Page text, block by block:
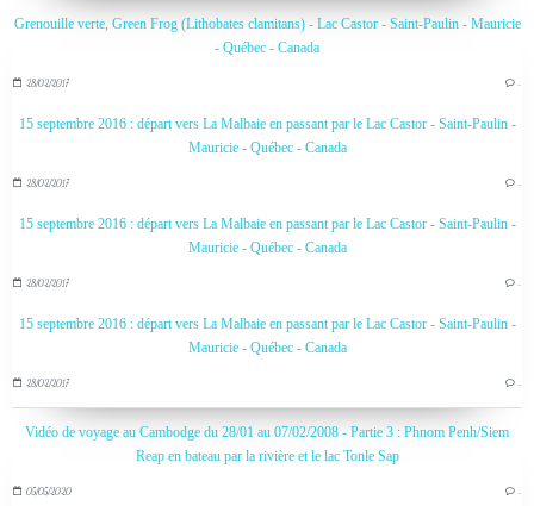
Grenouille verte, Green Frog (Lithobates clamitans) - Lac Castor - Saint-Paulin - Mauricie
- Québec - Canada
28/02/2017 …
15 septembre 2016 : départ vers La Malbaie en passant par le Lac Castor - Saint-Paulin -
Mauricie - Québec - Canada
28/02/2017 …
15 septembre 2016 : départ vers La Malbaie en passant par le Lac Castor - Saint-Paulin -
Mauricie - Québec - Canada
28/02/2017 …
15 septembre 2016 : départ vers La Malbaie en passant par le Lac Castor - Saint-Paulin -
Mauricie - Québec - Canada
28/02/2017 …
Vidéo de voyage au Cambodge du 28/01 au 07/02/2008 - Partie 3 : Phnom Penh/Siem
Reap en bateau par la rivière et le lac Tonle Sap
05/05/2020 …